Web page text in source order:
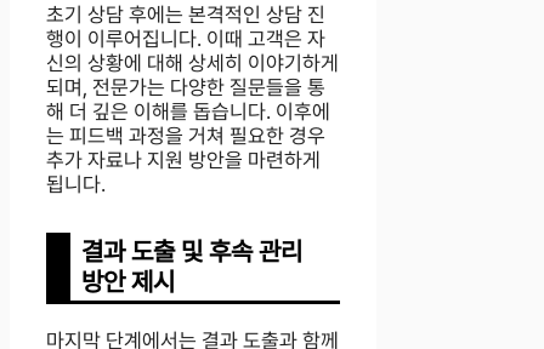
초기 상담 후에는 본격적인 상담 진
행이 이루어집니다. 이때 고객은 자
신의 상황에 대해 상세히 이야기하게
되며, 전문가는 다양한 질문들을 통
해 더 깊은 이해를 돕습니다. 이후에
는 피드백 과정을 거쳐 필요한 경우
추가 자료나 지원 방안을 마련하게
됩니다.
결과 도출 및 후속 관리
방안 제시
마지막 단계에서는 결과 도출과 함께